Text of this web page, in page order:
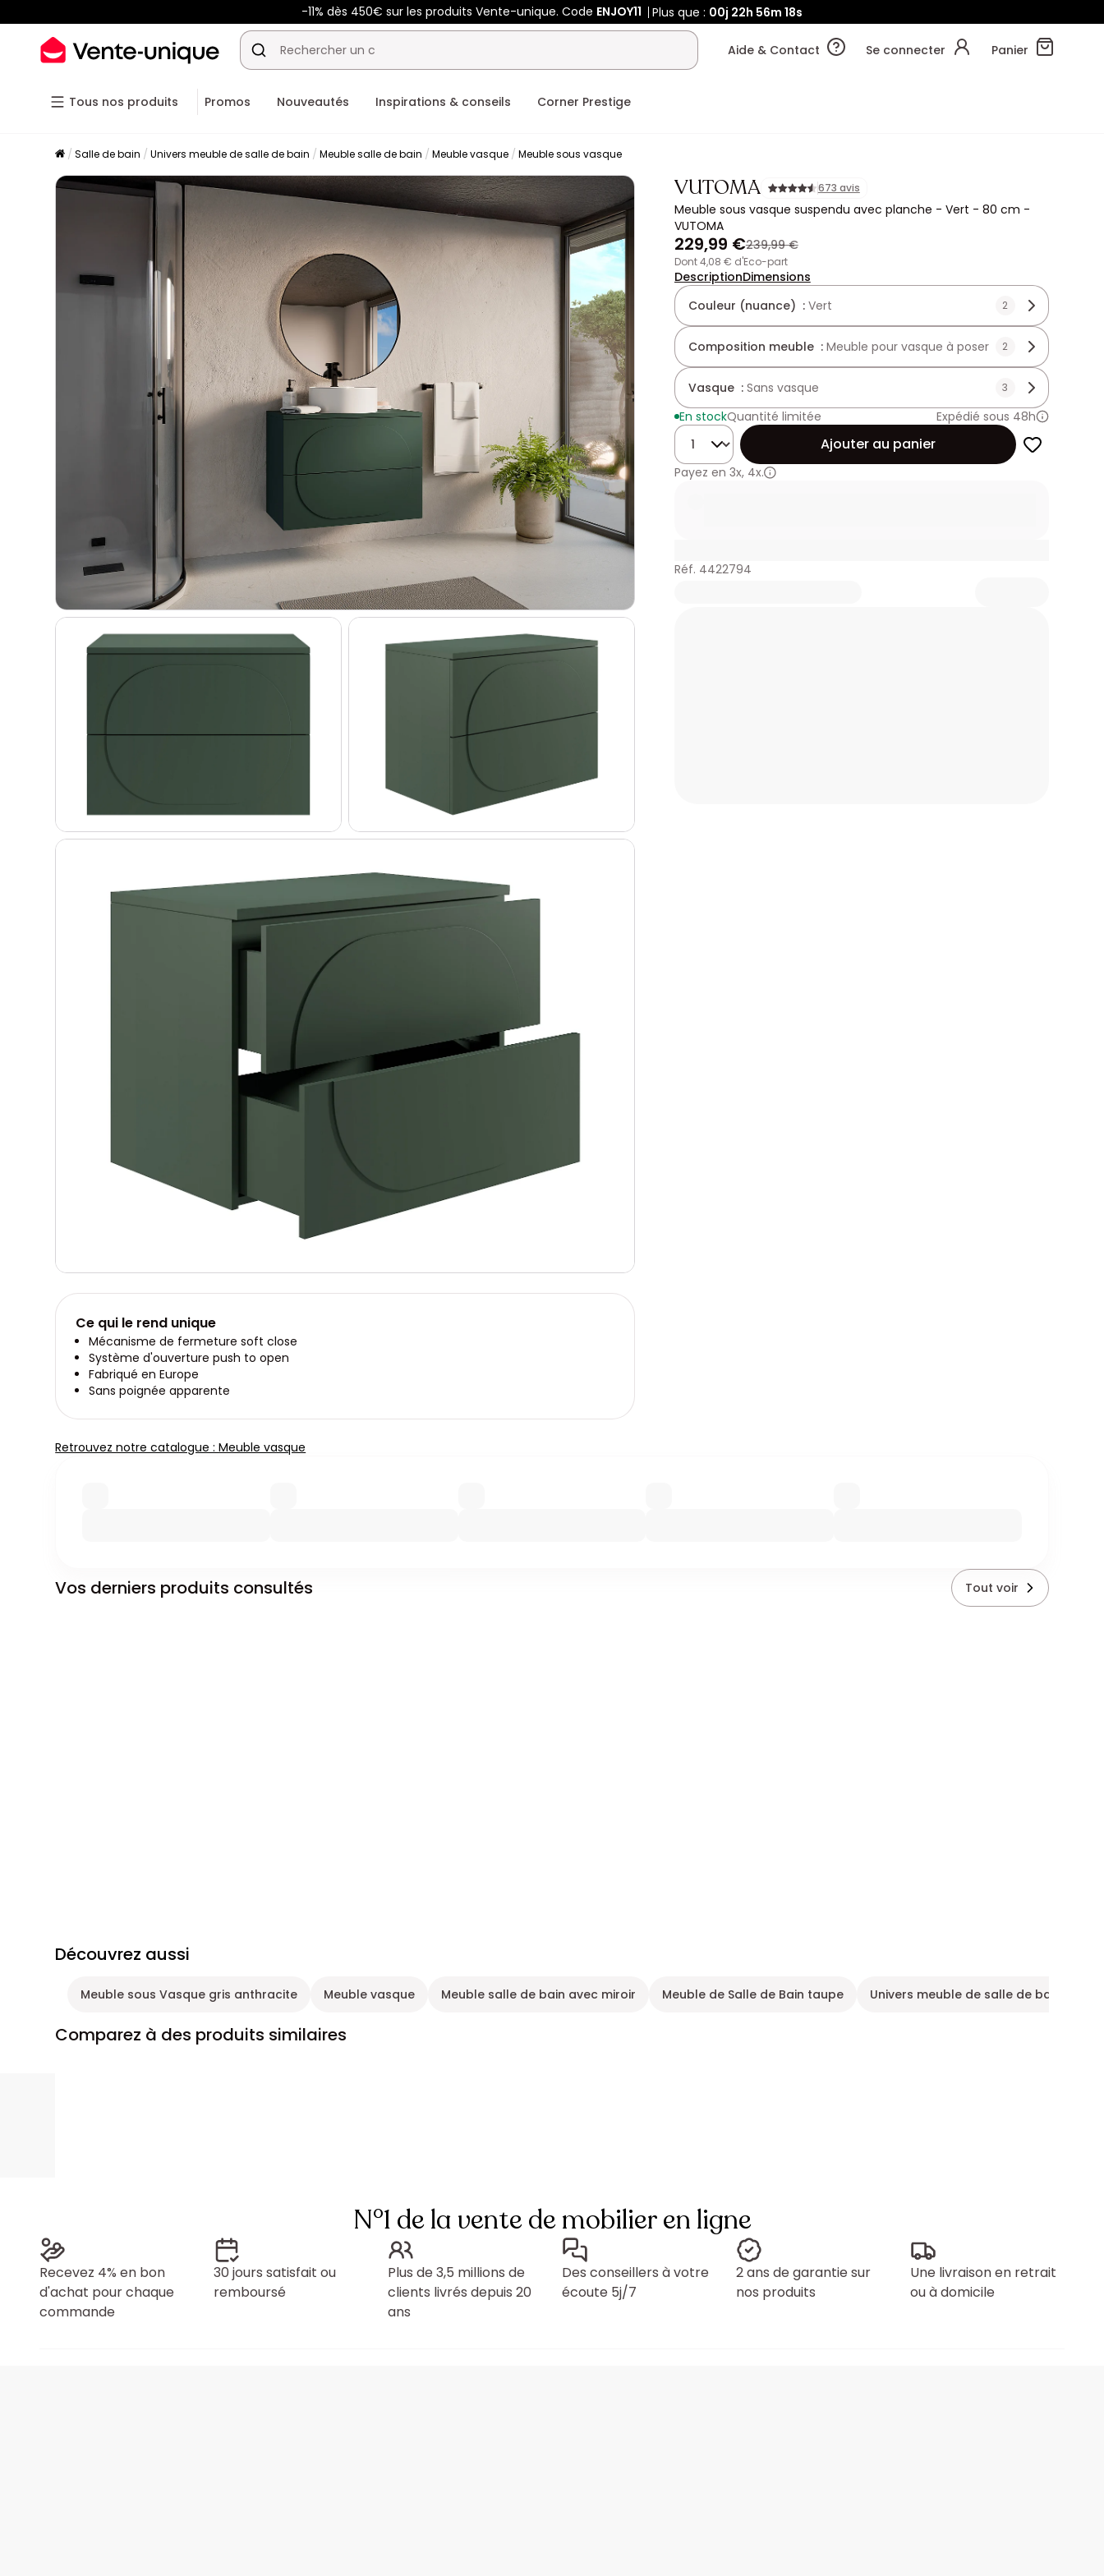
-11% dès 450€ sur les produits Vente-unique. Code ENJOY11 Plus que : 00j 22h 56m 16s
Aide & Contact Se connecter Panier
Tous nos produits Promos Nouveautés Inspirations & conseils Corner Prestige
Salle de bain Univers meuble de salle de bain Meuble salle de bain Meuble vasque Meuble sous vasque
VUTOMA 673 avis
Meuble sous vasque suspendu avec planche - Vert - 80 cm -
VUTOMA
229,99 €239,99 €
dont 4,08 € d'Eco-part
DescriptionDimensions
Couleur (nuance) : Vert 2
Composition meuble : Meuble pour vasque à poser 2
Vasque : Sans vasque 3
En stockQuantité limitée
Expédié sous 48h
Quantité
Ajouter au panier
Payez en 3x, 4x.
Réf. 4422794
Ce qui le rend unique
Mécanisme de fermeture soft close
Système d'ouverture push to open
Fabriqué en Europe
Sans poignée apparente
Retrouvez notre catalogue : Meuble vasque
Vos derniers produits consultés Tout voir
Découvrez aussi
Meuble sous Vasque gris anthracite Meuble vasque Meuble salle de bain avec miroir Meuble de Salle de Bain taupe Univers meuble de salle de bain
Comparez à des produits similaires
N°1 de la vente de mobilier en ligne
Recevez 4% en bon
d'achat pour chaque
commande
30 jours satisfait ou
remboursé
Plus de 3,5 millions de
clients livrés depuis 20
ans
Des conseillers à votre
écoute 5j/7
2 ans de garantie sur
nos produits
Une livraison en retrait
ou à domicile